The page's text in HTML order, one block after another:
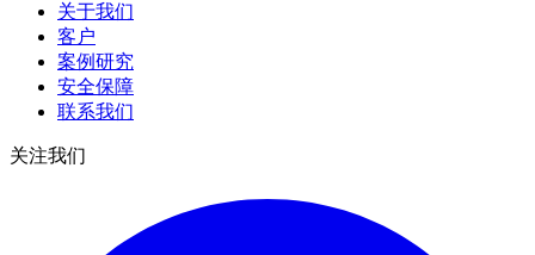
关于我们
客户
案例研究
安全保障
联系我们
关注我们